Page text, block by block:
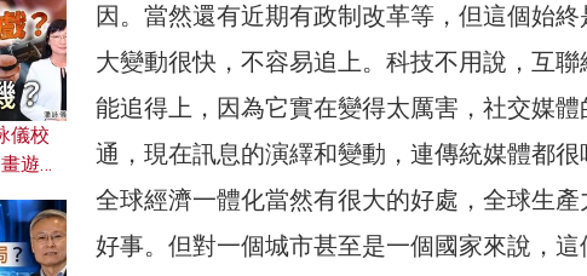
因。當然還有近期有政制改革等，但這個始
大變動很快，不容易追上。科技不用說，互
能追得上，因為它實在變得太厲害，社交媒
通，現在訊息的演繹和變動，連傳統媒體都很
全球經濟一體化當然有很大的好處，全球生
好事。但對一個城市甚至是一個國家來說，
儀校
遊戲